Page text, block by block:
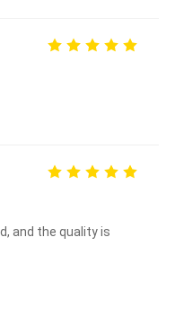
and the quality is